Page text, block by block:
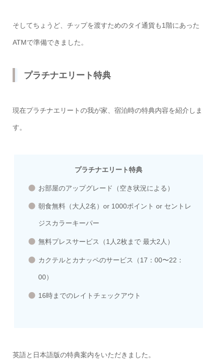
そしてちょうど、チップを渡すためのタイ通貨も1階にあった
ATMで準備できました。
プラチナエリート特典
現在プラチナエリートの我が家、宿泊時の特典内容を紹介しま
す。
プラチナエリート特典
お部屋のアップグレード（空き状況による）
朝食無料（大人2名）or 1000ポイント or セントレ
ジスカラーキーパー
無料プレスサービス（1人2枚まで 最大2人）
カクテルとカナッペのサービス（17：00〜22：
00）
16時までのレイトチェックアウト
英語と日本語版の特典案内をいただきました。